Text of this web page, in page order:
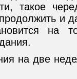
такое
и
на
на две